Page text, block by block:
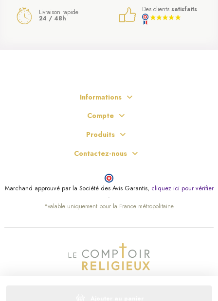
Livraison rapide
24 / 48h
Des clients satisfaits
Informations
Compte
Produits
Contactez-nous
Marchand approuvé par la Société des Avis Garantis, cliquez ici pour vérifier
.
*valable uniquement pour la France métropolitaine